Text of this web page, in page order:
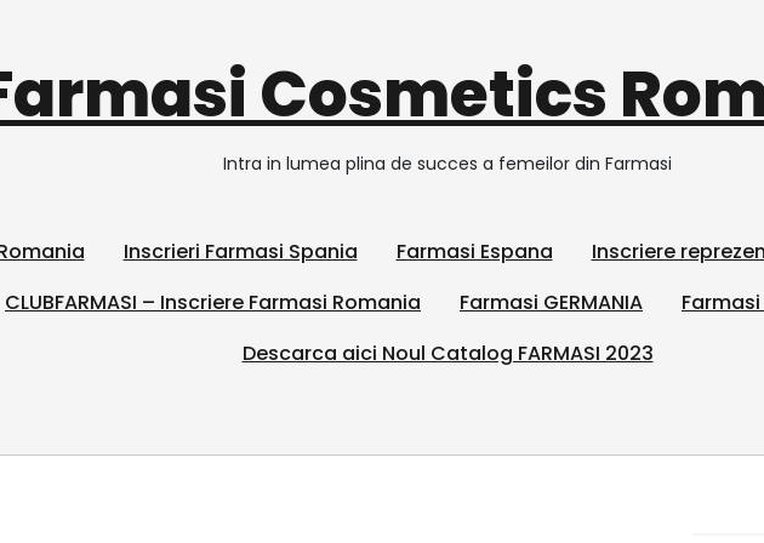
Cosmetics
Intra in lumea plina de succes a femeilor din Farmasi
Inscrieri Farmasi Spania Farmasi Espana
Inscriere
CLUBFARMASI – Inscriere Farmasi Romania
Farmasi GERMANIA
Descarca aici Noul Catalog FARMASI 2023